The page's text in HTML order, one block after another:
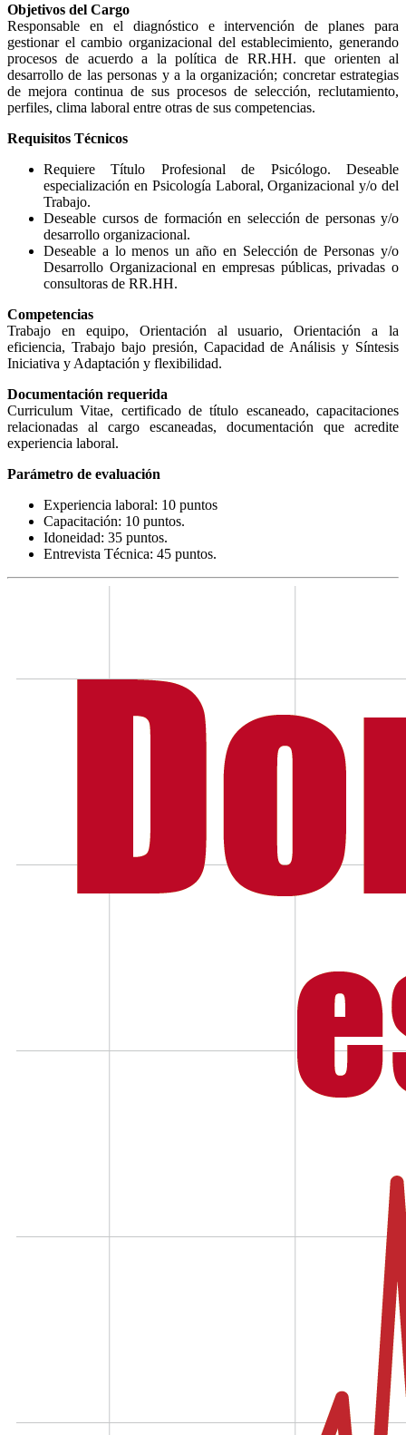
Objetivos del Cargo
Responsable en el diagnóstico e intervención de planes para
gestionar el cambio organizacional del establecimiento, generando
procesos de acuerdo a la política de RR.HH. que orienten al
desarrollo de las personas y a la organización; concretar estrategias
de mejora continua de sus procesos de selección, reclutamiento,
perfiles, clima laboral entre otras de sus competencias.
Requisitos Técnicos
Requiere Título Profesional de Psicólogo. Deseable
especialización en Psicología Laboral, Organizacional y/o del
Trabajo.
Deseable cursos de formación en selección de personas y/o
desarrollo organizacional.
Deseable a lo menos un año en Selección de Personas y/o
Desarrollo Organizacional en empresas públicas, privadas o
consultoras de RR.HH.
Competencias
Trabajo en equipo, Orientación al usuario, Orientación a la
eficiencia, Trabajo bajo presión, Capacidad de Análisis y Síntesis
Iniciativa y Adaptación y flexibilidad.
Documentación requerida
Curriculum Vitae, certificado de título escaneado, capacitaciones
relacionadas al cargo escaneadas, documentación que acredite
experiencia laboral.
Parámetro de evaluación
Experiencia laboral: 10 puntos
Capacitación: 10 puntos.
Idoneidad: 35 puntos.
Entrevista Técnica: 45 puntos.